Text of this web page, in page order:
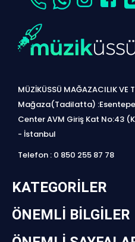
MÜZİKÜSSÜ MAĞAZACILIK VE
Mağaza(Tadilatta) :Esentepe
Center AVM Giriş Kat No:43
- İstanbul
Telefon : 0 850 255 87 78
KATEGORILER
ÖNEMLI BILGILER